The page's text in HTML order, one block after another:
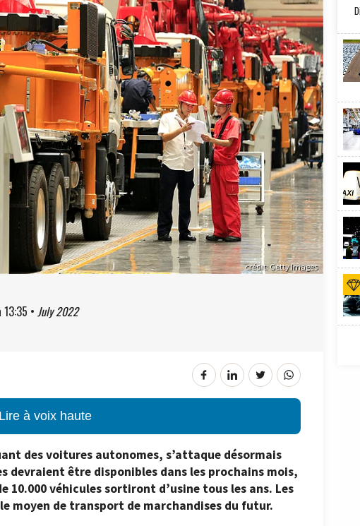
crédit: Getty Images
13:35 • July 2022
à voix haute
des voitures autonomes, s’attaque désormais
devraient être disponibles dans les prochains mois,
10.000 véhicules sortiront d’usine tous les ans. Les
moyen de transport de marchandises du futur.